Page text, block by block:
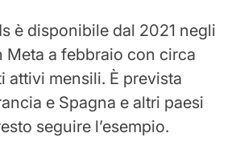
è disponibile dal 2021 negli
Meta a febbraio con circa
attivi mensili. È prevista
e Spagna e altri paesi
seguire l’esempio.